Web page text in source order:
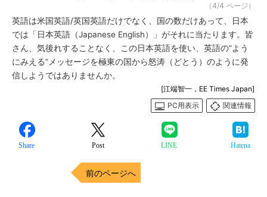
（4/4 ページ）
英語は米国英語/英国英語だけでなく、国の数だけあって、日本
では「日本英語（Japanese English）」がそれに当たります。皆
さん、気後れすることなく、この日本英語を使い、英語の“よう
にみえる”メッセージを極東の国から怒涛（どとう）のように発
信しようではありませんか。
[江端智一，EE Times Japan]
PC用表示
関連情報
Share Post LINE Hatena
前のページへ